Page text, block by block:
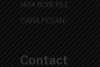
JASA BORE PILE
CARA PESAN
Contact